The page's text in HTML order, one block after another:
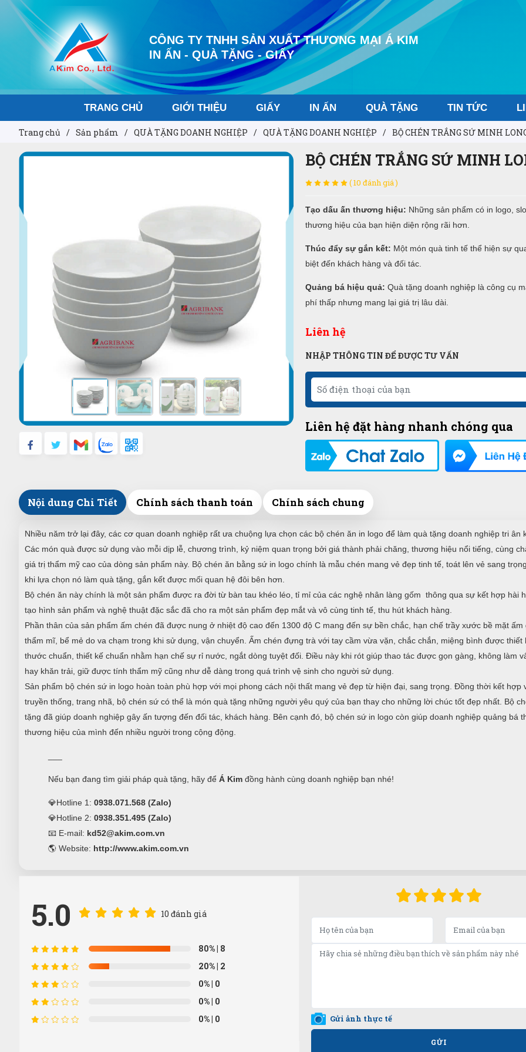
CÔNG TY TNHH SẢN XUẤT THƯƠNG MẠI Á KIM
IN ẤN - QUÀ TẶNG - GIẤY
TRANG CHỦ GIỚI THIỆU GIẤY IN ẤN QUÀ TẶNG TIN TỨC
Trang chủ / Sản phẩm / QUÀ TẶNG DOANH NGHIỆP / QUÀ TẶNG DOANH NGHIỆP / BỘ CHÉN TRẮNG SỨ MINH
BỘ CHÉN TRẮNG SỨ MINH
( 10 đánh giá )
Tạo dấu ấn thương hiệu: Những sản phẩm có in logo,
thương hiệu của bạn hiện diện rộng rãi hơn.
Thúc đẩy sự gắn kết: Một món quà tinh tế thể hiện sự
biệt đến khách hàng và đối tác.
Quảng bá hiệu quả: Quà tặng doanh nghiệp là công cụ
phí thấp nhưng mang lại giá trị lâu dài.
Liên hệ
NHẬP THÔNG TIN ĐỂ ĐƯỢC TƯ VẤN
Liên hệ đặt hàng nhanh chóng qua
Nội dung Chi Tiết Chính sách thanh toán Chính sách chung
Nhiều năm trở lại đây, các cơ quan doanh nghiệp rất ưa chuộng lựa chọn các bộ chén ăn in logo để làm quà tặng doanh nghiệp tri ân
Các món quà được sử dụng vào mỗi dịp lễ, chương trình, kỷ niệm quan trọng bởi giá thành phải chăng, thương hiệu nổi tiếng, cùng
giá trị thẩm mỹ cao của dòng sản phẩm này. Bộ chén ăn bằng sứ in logo chính là mẫu chén mang vẻ đẹp tinh tế, toát lên vẻ sang
khi lựa chọn nó làm quà tặng, gắn kết được mối quan hệ đôi bên hơn.
Bộ chén ăn này chính là một sản phẩm được ra đời từ bàn tau khéo léo, tỉ mỉ của các nghệ nhân làng gốm thông qua sự kết hợp hài
tạo hình sản phẩm và nghệ thuật đặc sắc đã cho ra một sản phẩm đẹp mắt và vô cùng tinh tế, thu hút khách hàng.
Phần thân của sản phẩm ấm chén đã được nung ở nhiệt độ cao đến 1300 độ C mang đến sự bền chắc, hạn chế trầy xước bề mặt ấm
thẩm mĩ, bể mẻ do va chạm trong khi sử dụng, vận chuyển. Ấm chén đựng trà với tay cầm vừa vặn, chắc chắn, miệng bình được thiết
thước chuẩn, thiết kế chuẩn nhằm hạn chế sự rỉ nước, ngắt dòng tuyệt đối. Điều này khi rót giúp thao tác được gọn gàng, không làm
hay khăn trải, giữ được tính thẩm mỹ cũng như dễ dàng trong quá trình vệ sinh cho người sử dụng.
Sản phẩm bộ chén sứ in logo hoàn toàn phù hợp với mọi phong cách nội thất mang vẻ đẹp từ hiện đại, sang trọng. Đồng thời kết hợp
truyền thống, trang nhã, bộ chén sứ có thể là món quà tặng những người yêu quý của bạn thay cho những lời chúc tốt đẹp nhất. Bộ
tặng đã giúp doanh nghiệp gây ấn tượng đến đối tác, khách hàng. Bên cạnh đó, bộ chén sứ in logo còn giúp doanh nghiệp quảng bá
thương hiệu của mình đến nhiều người trong cộng động.
Nếu bạn đang tìm giải pháp quà tặng, hãy để Á Kim đồng hành cùng doanh nghiệp bạn nhé!
💎Hotline 1: 0938.071.568 (Zalo)
💎Hotline 2: 0938.351.495 (Zalo)
📧 E-mail: kd52@akim.com.vn
🌎 Website: http://www.akim.com.vn
5.0 10 đánh giá
80%| 8
20%| 2
0%| 0
0%| 0
0%| 0 Gửi ảnh thực tế
GỬI